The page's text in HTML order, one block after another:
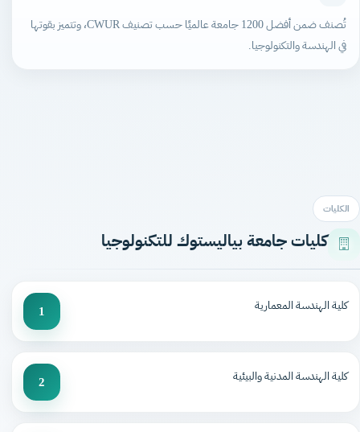
تُصنف ضمن أفضل 1200 جامعة عالميًا حسب تصنيف CWUR، وتتميز بقوتها
في الهندسة والتكنولوجيا.
الكليات
كليات جامعة بياليستوك للتكنولوجيا
كلية الهندسة المعمارية 1
كلية الهندسة المدنية والبيئية 2